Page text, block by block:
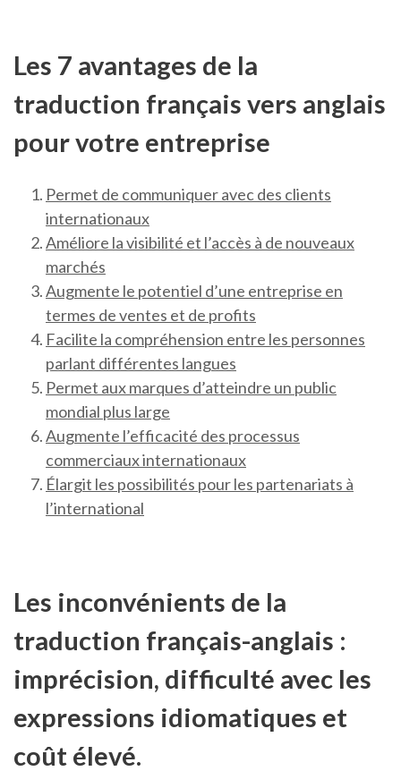
Les 7 avantages de la
traduction français vers anglais
pour votre entreprise
Permet de communiquer avec des clients
internationaux
Améliore la visibilité et l’accès à de nouveaux
marchés
Augmente le potentiel d’une entreprise en
termes de ventes et de profits
Facilite la compréhension entre les personnes
parlant différentes langues
Permet aux marques d’atteindre un public
mondial plus large
Augmente l’efficacité des processus
commerciaux internationaux
Élargit les possibilités pour les partenariats à
l’international
Les inconvénients de la
traduction français-anglais :
imprécision, difficulté avec les
expressions idiomatiques et
coût élevé.